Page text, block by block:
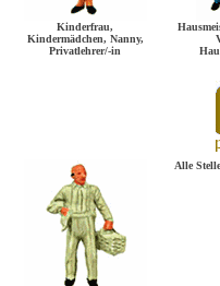
Kinderfrau,
Kindermädchen, Nanny,
Privatlehrer/-in
Alle